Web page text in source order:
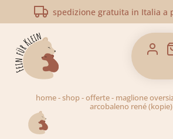
spedizione gratuita in Italia a
home-shop-offerte- maglione
arcobaleno rené (kopie)